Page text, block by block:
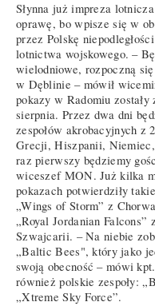
Słynna już impreza
oprawę, bo wpisze się w
przez Polskę
lotnictwa wojskowego. –
wielodniowe, rozpoczną
w Dęblinie – mówił
pokazy w Radomiu
sierpnia. Przez dwa dni
zespołów akrobacyjnych
Grecji, Hiszpanii,
raz pierwszy będziemy
wiceszef MON. Już kilka
pokazach potwierdziły
„Wings of Storm” z
„Royal Jordanian Falcons”
Szwajcarii. – Na niebie
„Baltic Bees", który jako
swoją obecność – mówi
również polskie zespoły:
„Xtreme Sky Force”.